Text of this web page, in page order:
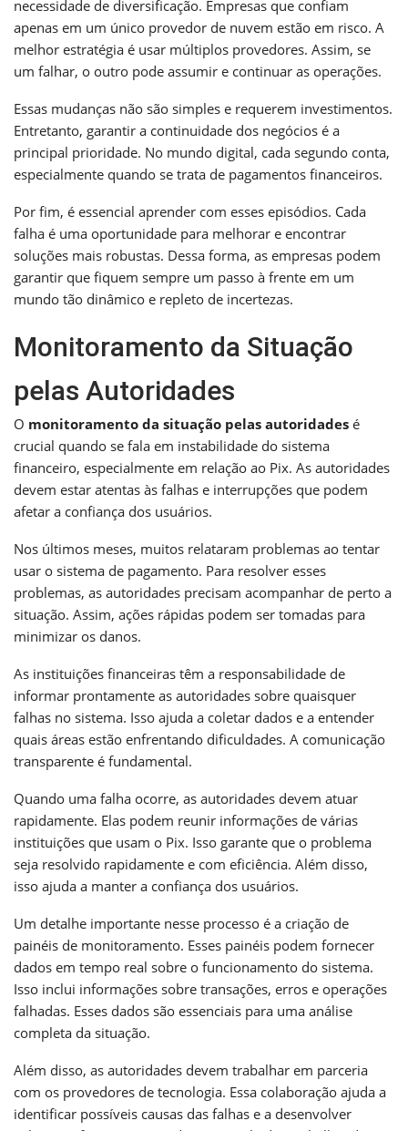
necessidade de diversificação. Empresas que confiam
apenas em um único provedor de nuvem estão em risco. A
melhor estratégia é usar múltiplos provedores. Assim, se
um falhar, o outro pode assumir e continuar as operações.
Essas mudanças não são simples e requerem investimentos.
Entretanto, garantir a continuidade dos negócios é a
principal prioridade. No mundo digital, cada segundo conta,
especialmente quando se trata de pagamentos financeiros.
Por fim, é essencial aprender com esses episódios. Cada
falha é uma oportunidade para melhorar e encontrar
soluções mais robustas. Dessa forma, as empresas podem
garantir que fiquem sempre um passo à frente em um
mundo tão dinâmico e repleto de incertezas.
Monitoramento da Situação
pelas Autoridades
O monitoramento da situação pelas autoridades é
crucial quando se fala em instabilidade do sistema
financeiro, especialmente em relação ao Pix. As autoridades
devem estar atentas às falhas e interrupções que podem
afetar a confiança dos usuários.
Nos últimos meses, muitos relataram problemas ao tentar
usar o sistema de pagamento. Para resolver esses
problemas, as autoridades precisam acompanhar de perto a
situação. Assim, ações rápidas podem ser tomadas para
minimizar os danos.
As instituições financeiras têm a responsabilidade de
informar prontamente as autoridades sobre quaisquer
falhas no sistema. Isso ajuda a coletar dados e a entender
quais áreas estão enfrentando dificuldades. A comunicação
transparente é fundamental.
Quando uma falha ocorre, as autoridades devem atuar
rapidamente. Elas podem reunir informações de várias
instituições que usam o Pix. Isso garante que o problema
seja resolvido rapidamente e com eficiência. Além disso,
isso ajuda a manter a confiança dos usuários.
Um detalhe importante nesse processo é a criação de
painéis de monitoramento. Esses painéis podem fornecer
dados em tempo real sobre o funcionamento do sistema.
Isso inclui informações sobre transações, erros e operações
falhadas. Esses dados são essenciais para uma análise
completa da situação.
Além disso, as autoridades devem trabalhar em parceria
com os provedores de tecnologia. Essa colaboração ajuda a
identificar possíveis causas das falhas e a desenvolver